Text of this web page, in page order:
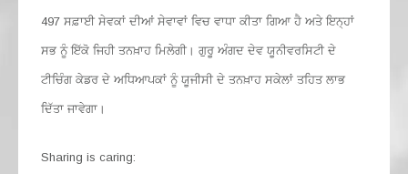
497 ਸਫ਼ਾਈ ਸੇਵਕਾਂ ਦੀਆਂ ਸੇਵਾਵਾਂ ਵਿਚ ਵਾਧਾ ਕੀਤਾ ਗਿਆ ਹੈ ਅਤੇ ਇਨ੍ਹਾਂ
ਸਭ ਨੂੰ ਇੱਕੋ ਜਿਹੀ ਤਨਖ਼ਾਹ ਮਿਲੇਗੀ। ਗੁਰੂ ਅੰਗਦ ਦੇਵ ਯੂਨੀਵਰਸਿਟੀ ਦੇ
ਟੀਚਿੰਗ ਕੇਡਰ ਦੇ ਅਧਿਆਪਕਾਂ ਨੂੰ ਯੂਜੀਸੀ ਦੇ ਤਨਖ਼ਾਹ ਸਕੇਲਾਂ ਤਹਿਤ ਲਾਭ
ਦਿੱਤਾ ਜਾਵੇਗਾ।
Sharing is caring: